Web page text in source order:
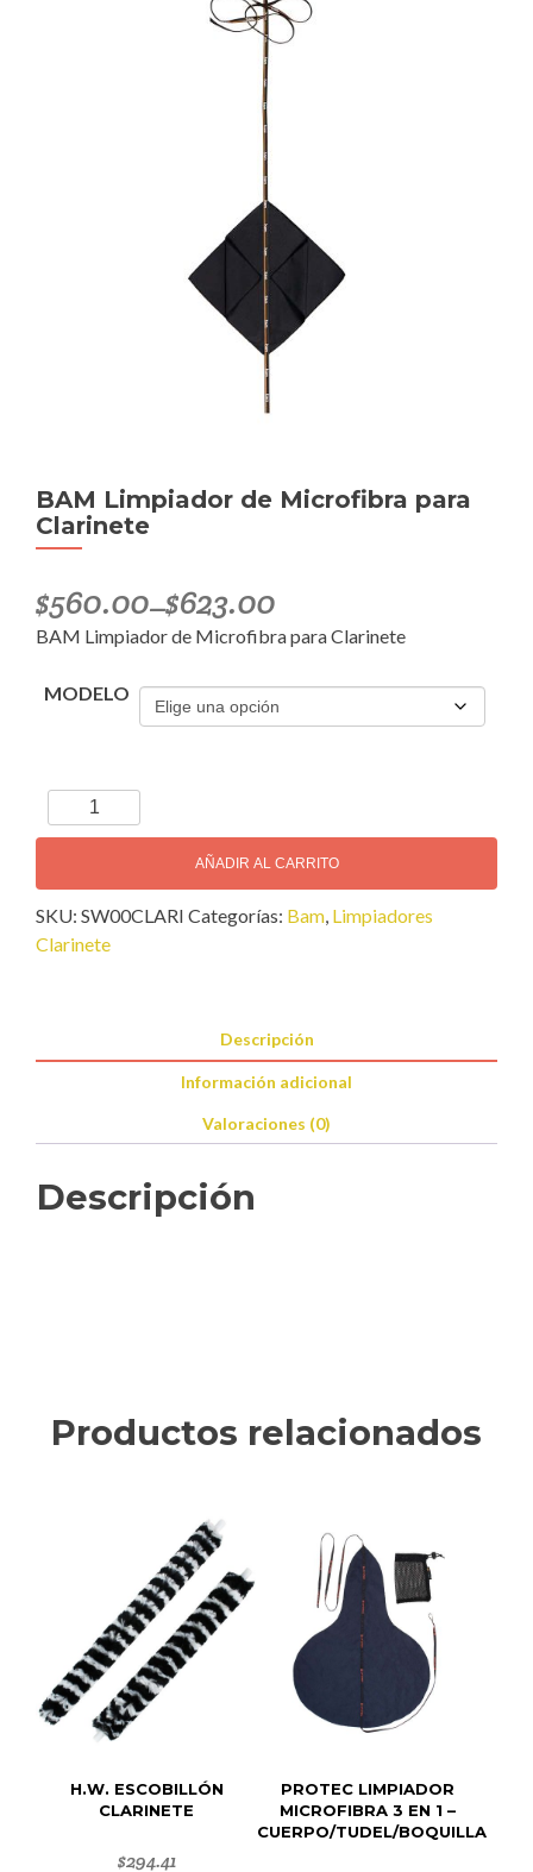
BAM Limpiador de Microfibra para
Clarinete
$560.00–$623.00
BAM Limpiador de Microfibra para Clarinete
MODELO
BAM
Limpiador
Microfibra
para
Clarinete
AÑADIR AL CARRITO
SKU: SW00CLARI Categorías: Bam, Limpiadores
Clarinete
Descripción
Información adicional
Valoraciones (0)
Descripción
Productos relacionados
H.W. ESCOBILLÓN
CLARINETE
$294.41
PROTEC LIMPIADOR
MICROFIBRA 3 EN 1 –
CUERPO/TUDEL/BOQUILLA